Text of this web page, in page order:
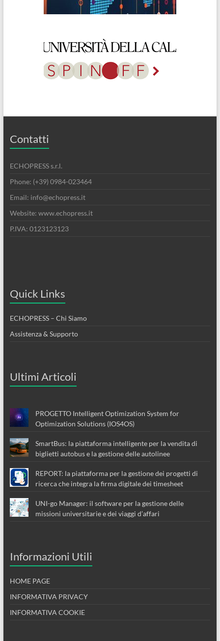
Contatti
ECHOPRESS s.r.l.
Phone: (+39) 0984-023464
Email: info@echopress.it
Website: www.echopress.it
P.IVA: 0123123123
Quick Links
ECHOPRESS – Chi Siamo
Assistenza & Supporto
Ultimi Articoli
PROGETTO Intelligent Optimization System for
Optimization Solutions (IOS4OS)
SmartBus: la piattaforma intelligente per la vendita di
biglietti autobus e la gestione delle autolinee
REPORT: la piattaforma per la gestione dei progetti di
ricerca che integra la firma digitale dei timesheet
UNI-go Manager: il software per la gestione delle
missioni universitarie e dei viaggi d’affari
Informazioni Utili
HOME PAGE
INFORMATIVA PRIVACY
INFORMATIVA COOKIE